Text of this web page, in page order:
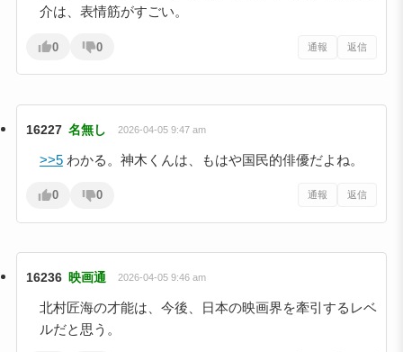
介は、表情筋がすごい。
0 0 通報 返信
16227 名無し 2026-04-05 9:47 am
>>5わかる。神木くんは、もはや国民的俳優だよね。
0 0 通報 返信
16236 映画通 2026-04-05 9:46 am
北村匠海の才能は、今後、日本の映画界を牽引するレベ
ルだと思う。